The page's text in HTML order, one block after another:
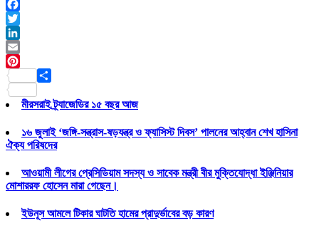
Facebook
Twitter
LinkedIn
Email
Pinterest
মীরসরাই ট্র্যাজেডির ১৫ বছর আজ
১৬ জুলাই ‘জঙ্গি-সন্ত্রাস-ষড়যন্ত্র ও ফ্যাসিস্ট দিবস’ পালনের আহ্বান শেখ হাসিনা
ঐক্য পরিষদের
আওয়ামী লীগের প্রেসিডিয়াম সদস্য ও সাবেক মন্ত্রী বীর মুক্তিযোদ্ধা ইঞ্জিনিয়ার
মোশাররফ হোসেন মারা গেছেন।
ইউনূস আমলে টিকার ঘাটতি হামের প্রাদুর্ভাবের বড় কারণ